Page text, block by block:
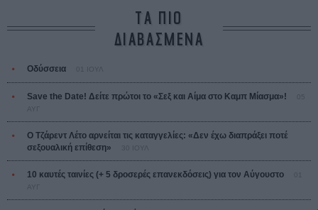
ΤΑ ΠΙΟ
ΔΙΑΒΑΣΜΕΝΑ
Οδύσσεια
Save the Date! Δείτε πρώτοι το «Σεξ και Αίμα στο Καμπ Μίασμα»!
Ο Τζάρεντ Λέτο αρνείται τις καταγγελίες: «Δεν έχω διαπράξει ποτέ
σεξουαλική επίθεση»
10 καυτές ταινίες (+ 5 δροσερές επανεκδόσεις) για τον Αύγουστο